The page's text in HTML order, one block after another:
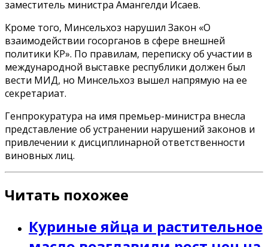
заместитель министра Амангелди Исаев.
Кроме того, Минсельхоз нарушил Закон «О
взаимодействии госорганов в сфере внешней
политики КР». По правилам, переписку об участии в
международной выставке республики должен был
вести МИД, но Минсельхоз вышел напрямую на ее
секретариат.
Генпрокуратура на имя премьер-министра внесла
представление об устранении нарушений законов и
привлечении к дисциплинарной ответственности
виновных лиц.
Читать похожее
Куриные яйца и растительное